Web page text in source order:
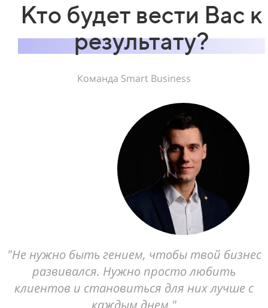
Кто будет вести Вас к
результату?
Команда Smart Business
"Не нужно быть гением, чтобы твой бизнес
развивался. Нужно просто любить
клиентов и становиться для них лучше с